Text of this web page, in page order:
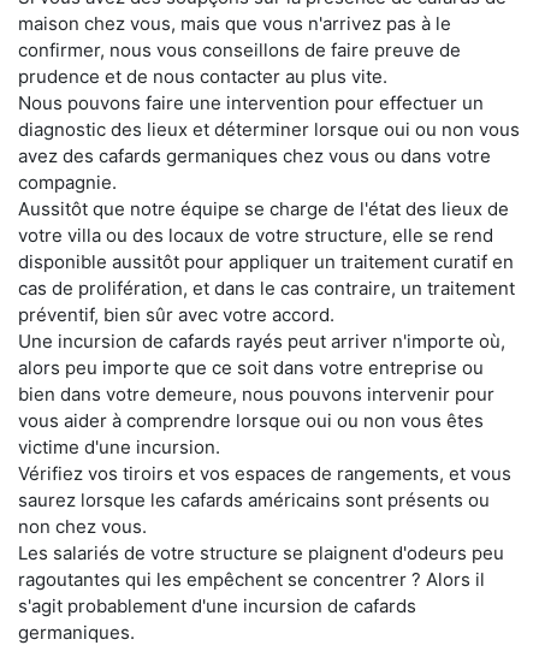
maison chez vous, mais que vous n'arrivez pas à le
confirmer, nous vous conseillons de faire preuve de
prudence et de nous contacter au plus vite.
Nous pouvons faire une intervention pour effectuer un
diagnostic des lieux et déterminer lorsque oui ou non vous
avez des cafards germaniques chez vous ou dans votre
compagnie.
Aussitôt que notre équipe se charge de l'état des lieux de
votre villa ou des locaux de votre structure, elle se rend
disponible aussitôt pour appliquer un traitement curatif en
cas de prolifération, et dans le cas contraire, un traitement
préventif, bien sûr avec votre accord.
Une incursion de cafards rayés peut arriver n'importe où,
alors peu importe que ce soit dans votre entreprise ou
bien dans votre demeure, nous pouvons intervenir pour
vous aider à comprendre lorsque oui ou non vous êtes
victime d'une incursion.
Vérifiez vos tiroirs et vos espaces de rangements, et vous
saurez lorsque les cafards américains sont présents ou
non chez vous.
Les salariés de votre structure se plaignent d'odeurs peu
ragoutantes qui les empêchent se concentrer ? Alors il
s'agit probablement d'une incursion de cafards
germaniques.